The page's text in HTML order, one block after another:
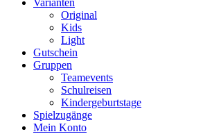
Varianten
Original
Kids
Light
Gutschein
Gruppen
Teamevents
Schulreisen
Kindergeburtstage
Spielzugänge
Mein Konto